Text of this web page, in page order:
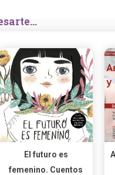
El futuro es
femenino. Cuentos